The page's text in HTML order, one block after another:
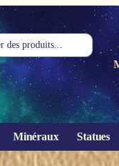
Minéraux Statues